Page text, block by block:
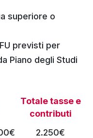
superiore o
previsti per
Piano degli Studi
Totale tasse e
contributi
2.250€